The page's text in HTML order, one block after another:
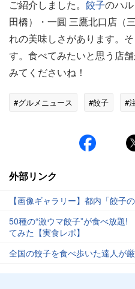
ご紹介しました。 餃子のハ
田橋）・一圓 三鷹北口店（
れの美味しさがあります。
す。食べてみたいと思う店
みてくださいね！
#グルメニュース #餃子 #
外部リンク
【画像ギャラリー】都内「餃子
50種の“激ウマ餃子”が食べ放題!
てみた【実食レポ】
全国の餃子を食べ歩いた達人が